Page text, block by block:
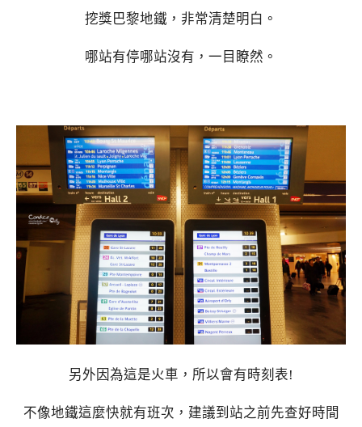
挖獎巴黎地鐵，非常清楚明白。
哪站有停哪站沒有，一目瞭然。
另外因為這是火車，所以會有時刻表!
不像地鐵這麼快就有班次，建議到站之前先查好時間